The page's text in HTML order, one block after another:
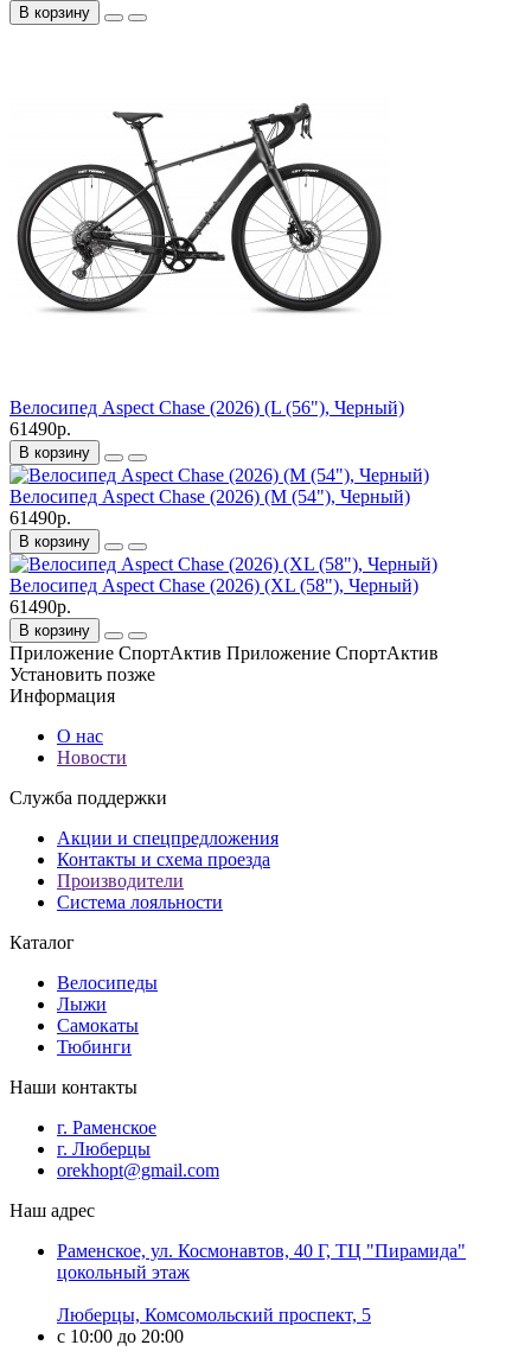
В корзину
Велосипед Aspect Chase (2026) (L (56"), Черный)
61490р.
В корзину
Велосипед Aspect Chase (2026) (M (54"), Черный)
61490р.
В корзину
Велосипед Aspect Chase (2026) (XL (58"), Черный)
61490р.
В корзину
Приложение СпортАктив Приложение СпортАктив
Установить позже
Информация
О нас
Новости
Служба поддержки
Акции и спецпредложения
Контакты и схема проезда
Производители
Система лояльности
Каталог
Велосипеды
Лыжи
Самокаты
Тюбинги
Наши контакты
г. Раменское
г. Люберцы
orekhopt@gmail.com
Наш адрес
Раменское, ул. Космонавтов, 40 Г, ТЦ "Пирамида"
цокольный этаж
Люберцы, Комсомольский проспект, 5
с 10:00 до 20:00